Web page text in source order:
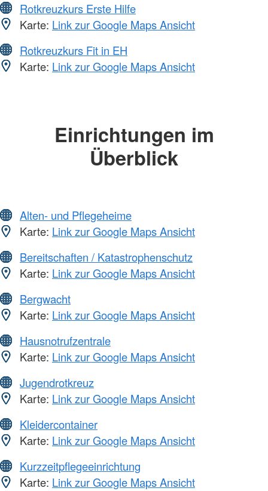
Rotkreuzkurs Erste Hilfe
Karte: Link zur Google Maps Ansicht
Rotkreuzkurs Fit in EH
Karte: Link zur Google Maps Ansicht
Einrichtungen im
Überblick
Alten- und Pflegeheime
Karte: Link zur Google Maps Ansicht
Bereitschaften / Katastrophenschutz
Karte: Link zur Google Maps Ansicht
Bergwacht
Karte: Link zur Google Maps Ansicht
Hausnotrufzentrale
Karte: Link zur Google Maps Ansicht
Jugendrotkreuz
Karte: Link zur Google Maps Ansicht
Kleidercontainer
Karte: Link zur Google Maps Ansicht
Kurzzeitpflegeeinrichtung
Karte: Link zur Google Maps Ansicht